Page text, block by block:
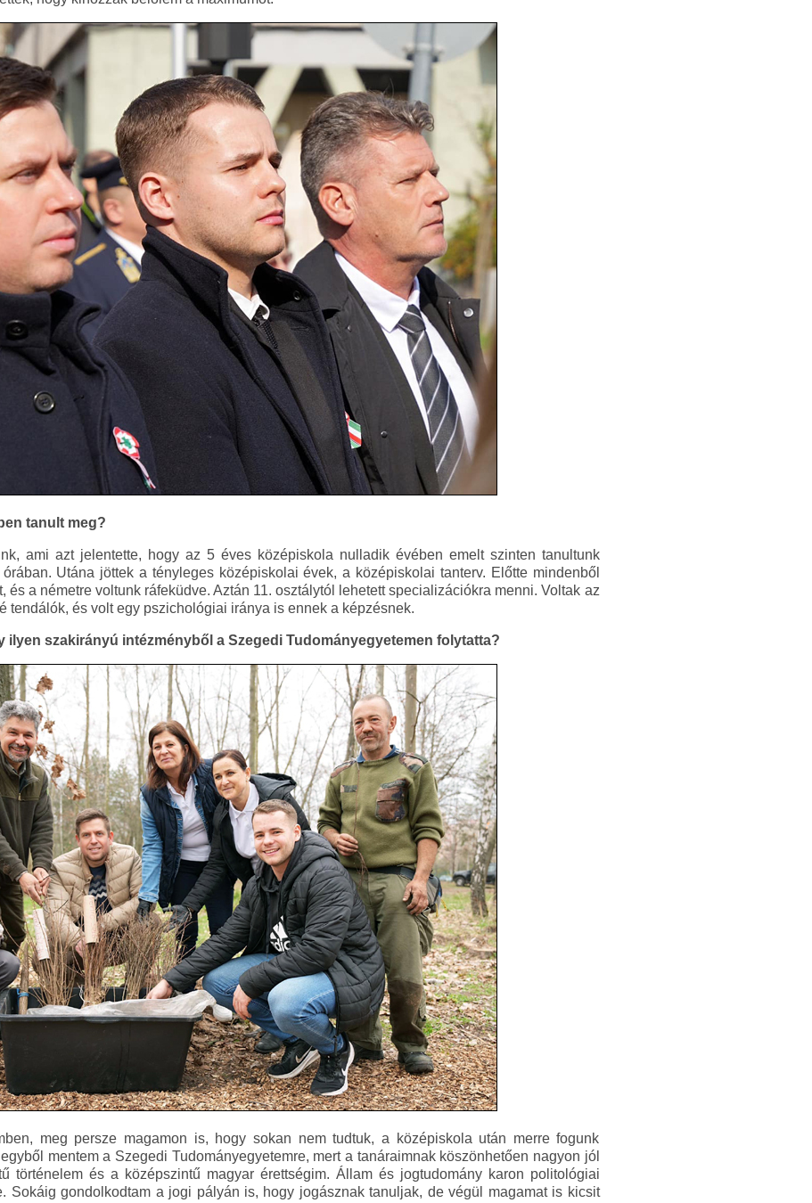
tanult meg?
ami azt jelentette, hogy az 5 éves középiskola nulladik évében emelt szinten tanultunk
Utána jöttek a tényleges középiskolai évek, a középiskolai tanterv. Előtte mindenből
és a németre voltunk ráfeküdve. Aztán 11. osztálytól lehetett specializációkra menni. Voltak az
tendálók, és volt egy pszichológiai iránya is ennek a képzésnek.
ilyen szakirányú intézményből a Szegedi Tudományegyetemen folytatta?
meg persze magamon is, hogy sokan nem tudtuk, a középiskola után merre fogunk
mentem a Szegedi Tudományegyetemre, mert a tanáraimnak köszönhetően nagyon jól
történelem és a középszintű magyar érettségim. Állam és jogtudomány karon politológiai
Sokáig gondolkodtam a jogi pályán is, hogy jogásznak tanuljak, de végül magamat is kicsit